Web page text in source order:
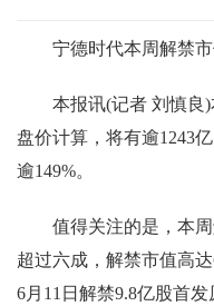
宁德时代本周解禁
本报讯(记者 刘慎良
盘价计算，将有逾1243
逾149%。
值得关注的是，本
超过六成，解禁市值高
6月11日解禁9.8亿股首